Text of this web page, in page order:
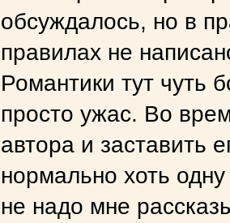
обсуждалось, но в
правилах не
Романтики тут чуть
просто ужас. Во
автора и заставить
нормально хоть
не надо мне